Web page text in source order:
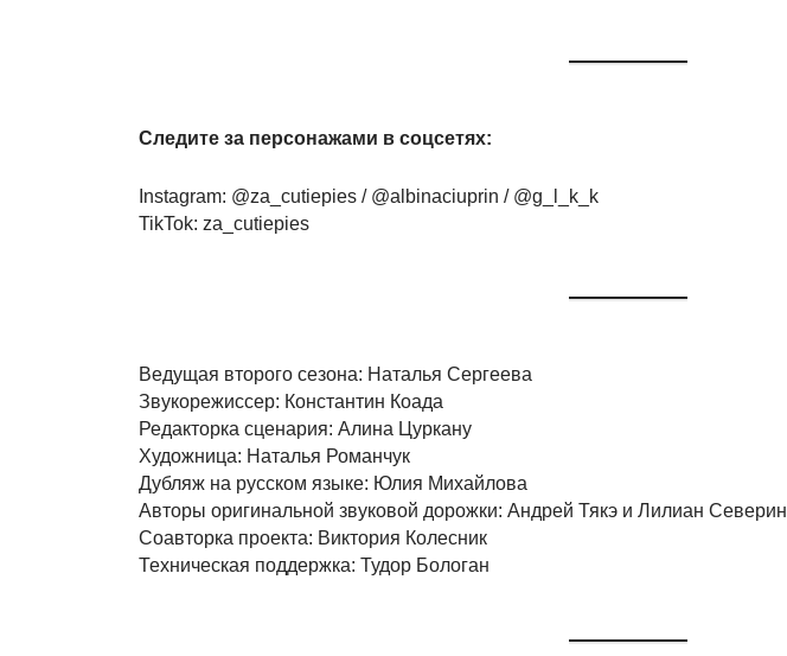
Следите за персонажами в соцсетях:
Instagram: @za_cutiepies / @albinaciuprin / @g_l_k_k
TikTok: za_cutiepies
Ведущая второго сезона: Наталья Сергеева
Звукорежиссер: Константин Коада
Редакторка сценария: Алина Цуркану
Художница: Наталья Романчук
Дубляж на русском языке: Юлия Михайлова
Авторы оригинальной звуковой дорожки: Андрей Тякэ и Лилиан Северин
Соавторка проекта: Виктория Колесник
Техническая поддержка: Тудор Бологан